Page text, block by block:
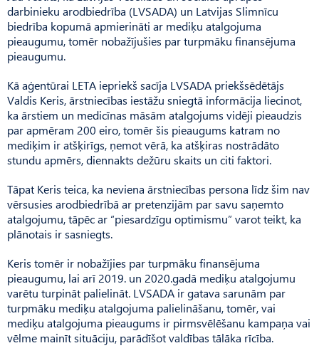
darbinieku arodbiedrība (LVSADA) un Latvijas Slimnīcu
biedrība kopumā apmierināti ar mediķu atalgojuma
pieaugumu, tomēr nobažījušies par turpmāku finansējuma
pieaugumu.
Kā aģentūrai LETA iepriekš sacīja LVSADA priekšsēdētājs
Valdis Keris, ārstniecības iestāžu sniegtā informācija liecinot,
ka ārstiem un medicīnas māsām atalgojums vidēji pieaudzis
par apmēram 200 eiro, tomēr šis pieaugums katram no
mediķim ir atšķirīgs, ņemot vērā, ka atšķiras nostrādāto
stundu apmērs, diennakts dežūru skaits un citi faktori.
Tāpat Keris teica, ka neviena ārstniecības persona līdz šim nav
vērsusies arodbiedrībā ar pretenzijām par savu saņemto
atalgojumu, tāpēc ar “piesardzīgu optimismu” varot teikt, ka
plānotais ir sasniegts.
Keris tomēr ir nobažījies par turpmāku finansējuma
pieaugumu, lai arī 2019. un 2020.gadā mediķu atalgojumu
varētu turpināt palielināt. LVSADA ir gatava sarunām par
turpmāku mediķu atalgojuma palielināšanu, tomēr, vai
mediķu atalgojuma pieaugums ir pirmsvēlēšanu kampaņa vai
vēlme mainīt situāciju, parādīšot valdības tālāka rīcība.